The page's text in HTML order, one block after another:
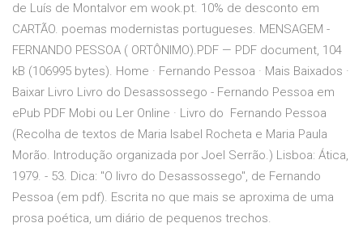
de Luís de Montalvor em wook.pt. 10% de desconto em
CARTÃO. poemas modernistas portugueses. MENSAGEM -
FERNANDO PESSOA ( ORTÔNIMO).PDF — PDF document, 104
kB (106995 bytes). Home · Fernando Pessoa · Mais Baixados ·
Baixar Livro Livro do Desassossego - Fernando Pessoa em
ePub PDF Mobi ou Ler Online · Livro do Fernando Pessoa
(Recolha de textos de Maria Isabel Rocheta e Maria Paula
Morão. Introdução organizada por Joel Serrão.) Lisboa: Ática,
1979. - 53. Dica: "O livro do Desassossego", de Fernando
Pessoa (em pdf). Escrita no que mais se aproxima de uma
prosa poética, um diário de pequenos trechos.